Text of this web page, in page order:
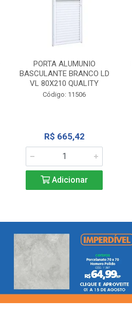
PORTA ALUMUNIO
BASCULANTE BRANCO LD
VL 80X210 QUALITY
Código: 11506
R$ 665,42
Adicionar